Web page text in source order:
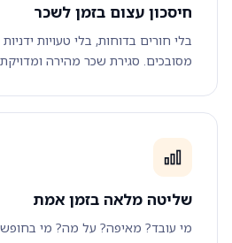
חיסכון עצום בזמן לשכר
מסובכים. סגירת שכר מהירה ומדויקת.
שליטה מלאה בזמן אמת
מי עובד? מאיפה? על מה? מי